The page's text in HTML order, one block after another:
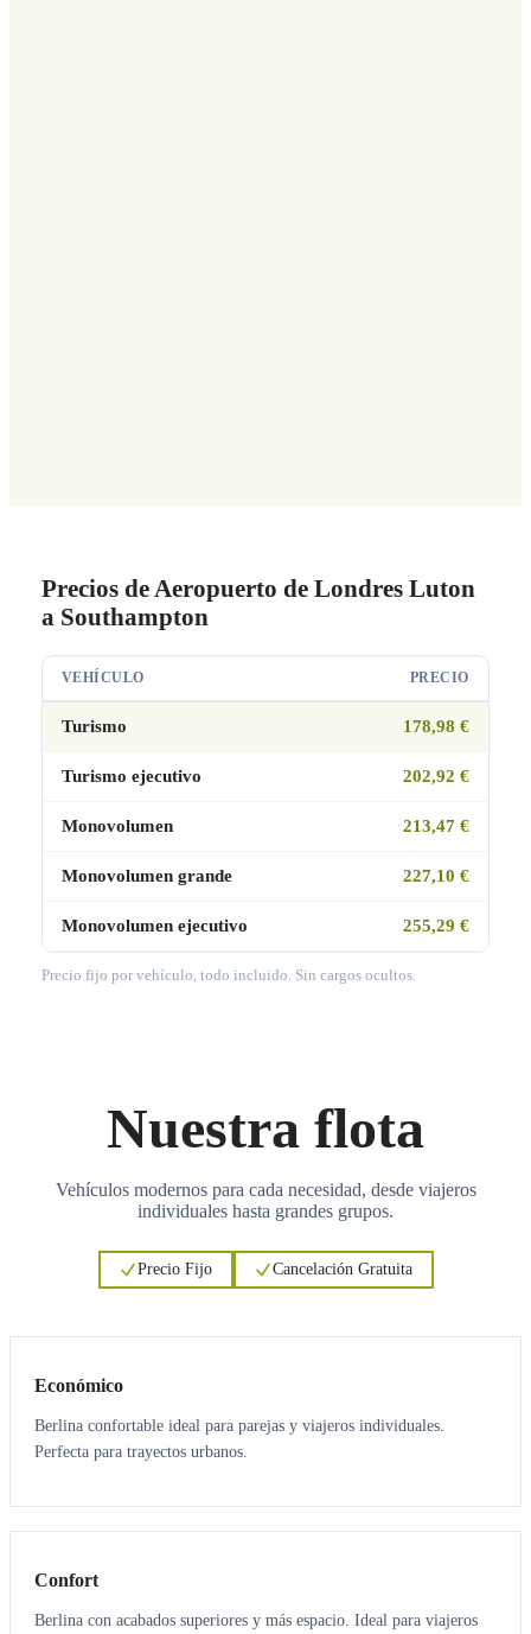
Precios de Aeropuerto de Londres Luton
a Southampton
VEHÍCULO PRECIO
Turismo 178,98 €
Turismo ejecutivo 202,92 €
Monovolumen 213,47 €
Monovolumen grande 227,10 €
Monovolumen ejecutivo 255,29 €
Precio fijo por vehículo, todo incluido. Sin cargos ocultos.
Nuestra flota
Vehículos modernos para cada necesidad, desde viajeros
individuales hasta grandes grupos.
Precio Fijo Cancelación Gratuita
Económico
Berlina confortable ideal para parejas y viajeros individuales.
Perfecta para trayectos urbanos.
3 3
Confort
Berlina con acabados superiores y más espacio. Ideal para viajeros